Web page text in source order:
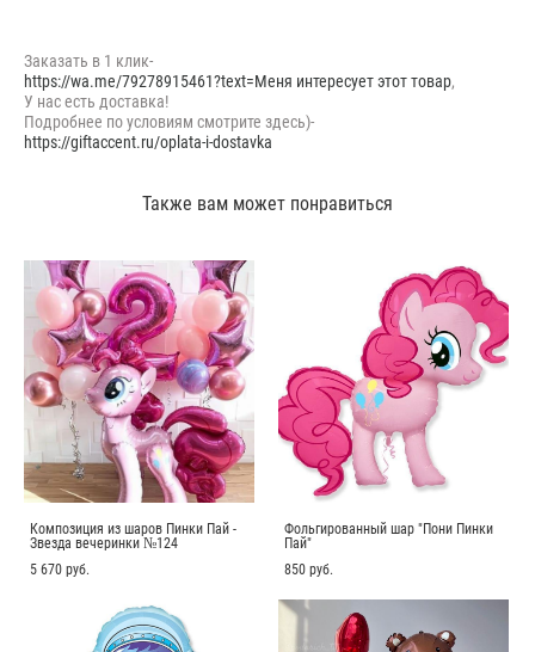
Заказать в 1 клик-
https://wa.me/79278915461?text=Меня интересует этот товар,
У нас есть доставка!
Подробнее по условиям смотрите здесь)-
https://giftaccent.ru/oplata-i-dostavka
Также вам может понравиться
Композиция из шаров Пинки Пай -
Звезда вечеринки №124
5 670 pуб.
Фольгированный шар "Пони Пинки
Пай"
850 pуб.